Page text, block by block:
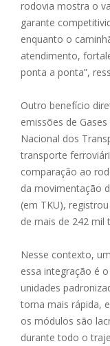
rodovia mostra o
garante
enquanto o
atendimento,
ponta a ponta”,
Outro benefício
emissões de
Nacional dos
transporte
comparação ao
da movimentação
(em TKU),
de mais de 242 mil
Nesse contexto,
essa integração é
unidades
torna mais rápida,
os módulos são
durante todo o